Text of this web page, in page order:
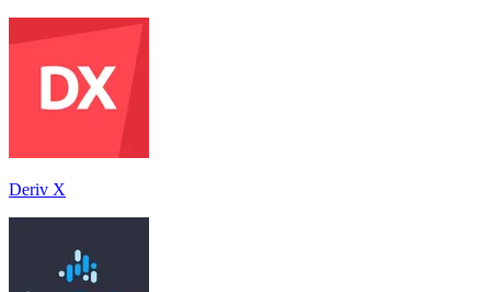
Deriv X